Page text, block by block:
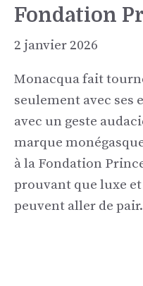
Fondation
2 janvier 2026
Monacqua fait
seulement avec ses
avec un geste
marque
à la Fondation
prouvant que luxe
peuvent aller de pair.